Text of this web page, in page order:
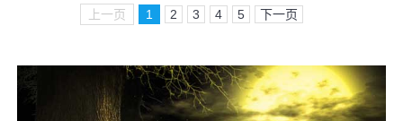
上一页 1 2 3 4 5 下一页